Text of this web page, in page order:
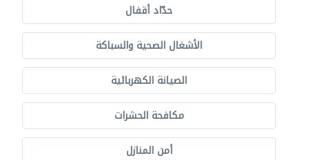
حدّاد أقفال
الأشغال الصحية والسباكة
الصيانة الكهربائية
مكافحة الحشرات
أمن المنازل